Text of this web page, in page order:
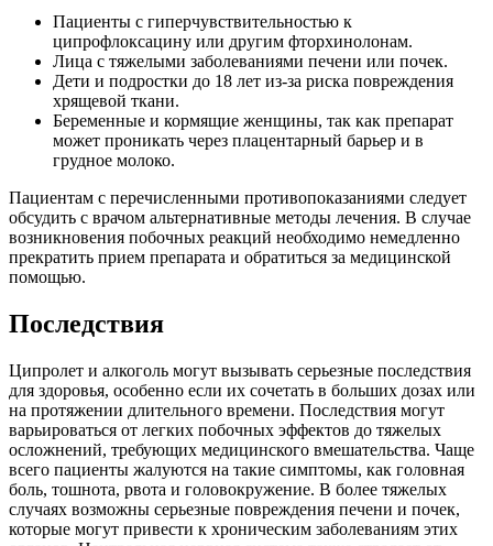
Пациенты с гиперчувствительностью к
ципрофлоксацину или другим фторхинолонам.
Лица с тяжелыми заболеваниями печени или почек.
Дети и подростки до 18 лет из-за риска повреждения
хрящевой ткани.
Беременные и кормящие женщины, так как препарат
может проникать через плацентарный барьер и в
грудное молоко.
Пациентам с перечисленными противопоказаниями следует
обсудить с врачом альтернативные методы лечения. В случае
возникновения побочных реакций необходимо немедленно
прекратить прием препарата и обратиться за медицинской
помощью.
Последствия
Ципролет и алкоголь могут вызывать серьезные последствия
для здоровья, особенно если их сочетать в больших дозах или
на протяжении длительного времени. Последствия могут
варьироваться от легких побочных эффектов до тяжелых
осложнений, требующих медицинского вмешательства. Чаще
всего пациенты жалуются на такие симптомы, как головная
боль, тошнота, рвота и головокружение. В более тяжелых
случаях возможны серьезные повреждения печени и почек,
которые могут привести к хроническим заболеваниям этих